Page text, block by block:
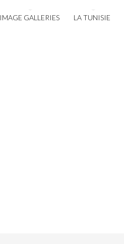
IMAGE GALLERIES LA TUNISIE